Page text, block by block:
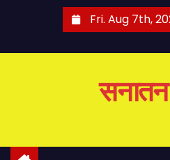
o
Fri. Aug 7th,